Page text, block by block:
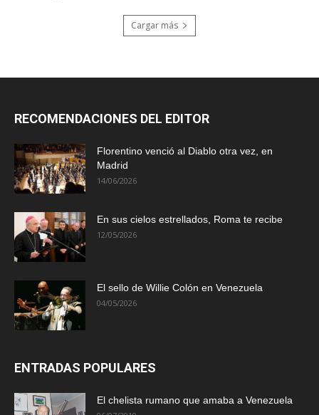
Cargar más
RECOMENDACIONES DEL EDITOR
Florentino venció al Diablo otra vez, en
Madrid
14/06/2026
En sus cielos estrellados, Roma te recibe
12/05/2026
El sello de Willie Colón en Venezuela
04/05/2026
ENTRADAS POPULARES
El chelista rumano que amaba a Venezuela